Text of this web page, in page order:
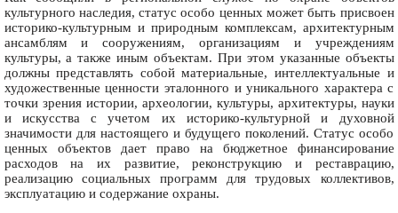
культурного наследия, статус особо ценных может быть присвоен
историко-культурным и природным комплексам, архитектурным
ансамблям и сооружениям, организациям и учреждениям
культуры, а также иным объектам. При этом указанные объекты
должны представлять собой материальные, интеллектуальные и
художественные ценности эталонного и уникального характера с
точки зрения истории, археологии, культуры, архитектуры, науки
и искусства с учетом их историко-культурной и духовной
значимости для настоящего и будущего поколений. Статус особо
ценных объектов дает право на бюджетное финансирование
расходов на их развитие, реконструкцию и реставрацию,
реализацию социальных программ для трудовых коллективов,
эксплуатацию и содержание охраны.